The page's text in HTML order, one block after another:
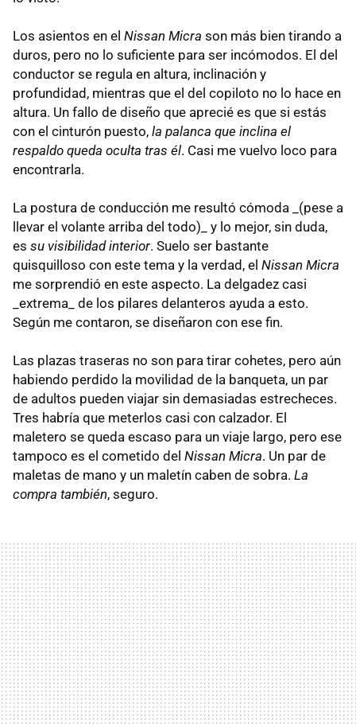
Los asientos en el Nissan Micra son más bien tirando a
duros, pero no lo suficiente para ser incómodos. El del
conductor se regula en altura, inclinación y
profundidad, mientras que el del copiloto no lo hace en
altura. Un fallo de diseño que aprecié es que si estás
con el cinturón puesto, la palanca que inclina el
respaldo queda oculta tras él. Casi me vuelvo loco para
encontrarla.
La postura de conducción me resultó cómoda _(pese a
llevar el volante arriba del todo)_ y lo mejor, sin duda,
es su visibilidad interior. Suelo ser bastante
quisquilloso con este tema y la verdad, el Nissan Micra
me sorprendió en este aspecto. La delgadez casi
_extrema_ de los pilares delanteros ayuda a esto.
Según me contaron, se diseñaron con ese fin.
Las plazas traseras no son para tirar cohetes, pero aún
habiendo perdido la movilidad de la banqueta, un par
de adultos pueden viajar sin demasiadas estrecheces.
Tres habría que meterlos casi con calzador. El
maletero se queda escaso para un viaje largo, pero ese
tampoco es el cometido del Nissan Micra. Un par de
maletas de mano y un maletín caben de sobra. La
compra también, seguro.